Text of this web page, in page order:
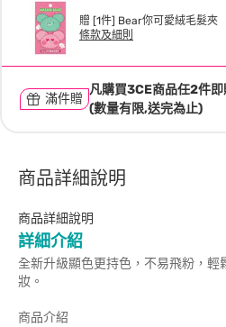
贈 [1件] Bear你可愛絨毛髮夾
條款及細則
滿件贈
凡購買3CE商品任2件
(數量有限,送完為止)
商品詳細說明
商品詳細說明
詳細介紹
全新升級顯色更持色，不易飛粉，輕
妝。
商品介紹